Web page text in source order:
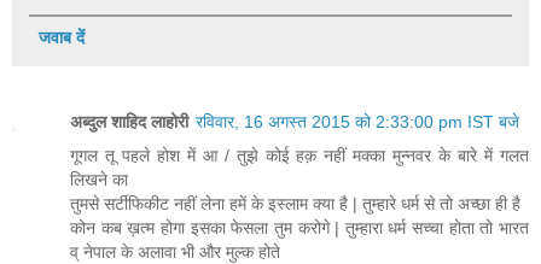
जवाब दें
अब्दुल शाहिद लाहोरी रविवार, 16 अगस्त 2015 को 2:33:00 pm IST बजे
गूगल तू पहले होश में आ / तुझे कोई हक़ नहीं मक्का मुन्नवर के बारे में गलत
लिखने का
तुमसे सर्टीफिकीट नहीं लेना हमें के इस्लाम क्या है | तुम्हारे धर्म से तो अच्छा ही है
कोन कब ख़त्म होगा इसका फेसला तुम करोगे | तुम्हारा धर्म सच्चा होता तो भारत
व् नेपाल के अलावा भी और मुल्क होते